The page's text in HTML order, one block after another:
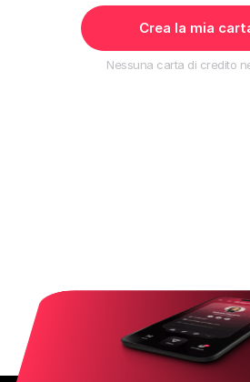
Crea la mia
Nessuna carta di credito